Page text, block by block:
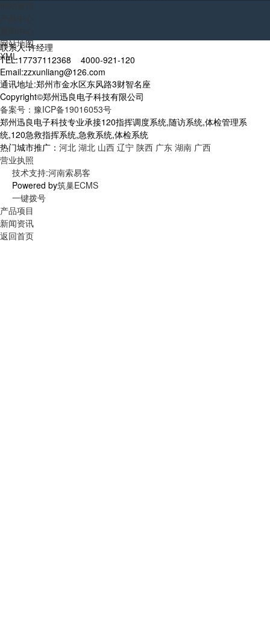
网站地图
XML
联系人:许经理
TEL:17737112368 4000-921-120
Email:zzxunliang@126.com
通讯地址:郑州市金水区东风路3财智名座
Copyright©郑州迅良电子科技有限公司
备案号：豫ICP备19016053号
郑州迅良电子科技专业承接120指挥调度系统,随访系统,体检管理系
统,120急救指挥系统,急救系统,体检系统
热门城市推广： 河北 湖北 山西 辽宁 陕西 广东 湖南 广西
营业执照
技术支持:河南索易客
Powered by筑巢ECMS
一键拨号
产品项目
新闻资讯
返回首页